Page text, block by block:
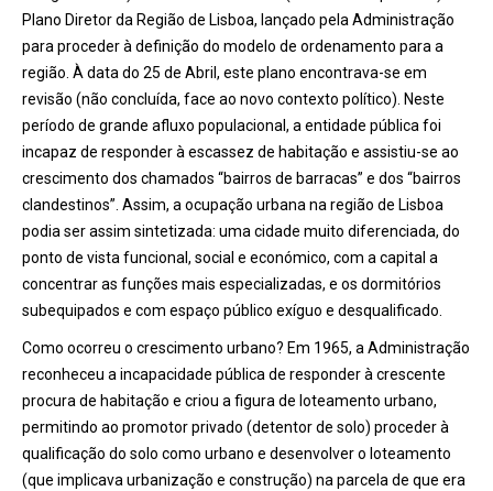
Plano Diretor da Região de Lisboa, lançado pela Administração
para proceder à definição do modelo de ordenamento para a
região. À data do 25 de Abril, este plano encontrava-se em
revisão (não concluída, face ao novo contexto político). Neste
período de grande afluxo populacional, a entidade pública foi
incapaz de responder à escassez de habitação e assistiu-se ao
crescimento dos chamados “bairros de barracas” e dos “bairros
clandestinos”. Assim, a ocupação urbana na região de Lisboa
podia ser assim sintetizada: uma cidade muito diferenciada, do
ponto de vista funcional, social e económico, com a capital a
concentrar as funções mais especializadas, e os dormitórios
subequipados e com espaço público exíguo e desqualificado.
Como ocorreu o crescimento urbano? Em 1965, a Administração
reconheceu a incapacidade pública de responder à crescente
procura de habitação e criou a figura de loteamento urbano,
permitindo ao promotor privado (detentor de solo) proceder à
qualificação do solo como urbano e desenvolver o loteamento
(que implicava urbanização e construção) na parcela de que era